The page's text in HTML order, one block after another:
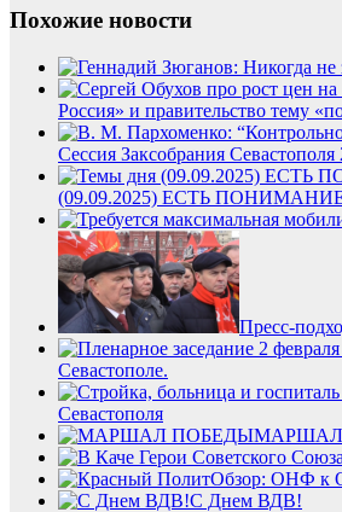
Похожие новости
Россия» и правительство тему
Сессия Заксобрания Севастополя
(09.09.2025) ЕСТЬ
Пресс-
Севастополе.
Севастополя
С Днем ВДВ!